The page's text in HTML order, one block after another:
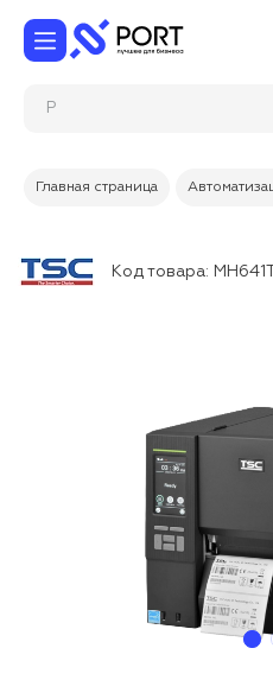
Главная страница
Код товара: